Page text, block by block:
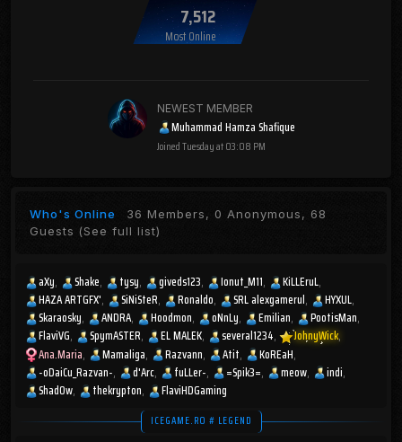
7,512
Most Online
NEWEST MEMBER
Muhammad Hamza Shafique
JoinedTuesday at 03:08 PM
Who's Online 36 Members, 0 Anonymous, 68
Guests (See full list)
aXy Shake tysy giveds123 Ionut_M11
KiLLEruL
HAZA ARTGFX'
SiNiSteR Ronaldo SRL alexgamerul
HYXUL
Skaraosky
ANDRA Hoodmon oNnLy Emilian
PootisMan
FlaviVG
SpymASTER EL MALEK several1234
JohnyWick
Ana.Maria
Mamaliga Razvann Atit
KoREaH
-oDaiCu_Razvan-
d'Arc fuLLer- =Spik3= meow
indi
Shad0w
thekrypton FlaviHDGaming
ICEGAME.RO # LEGEND